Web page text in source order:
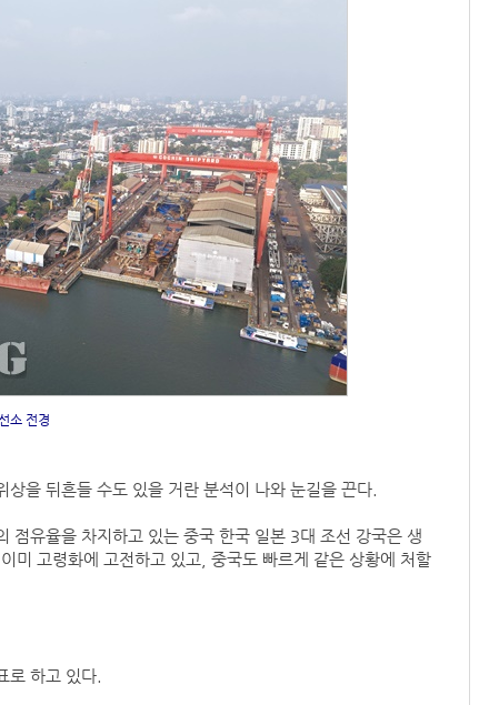
소 전경
을 뒤흔들 수도 있을 거란 분석이 나와 눈길을 끈다.
점유율을 차지하고 있는 중국 한국 일본 3대 조선 강국은 생
미 고령화에 고전하고 있고, 중국도 빠르게 같은 상황에 처할
로 하고 있다.